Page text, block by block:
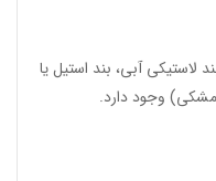
لاستیکی آبی، بند استیل یا
مشکی) وجود دارد.